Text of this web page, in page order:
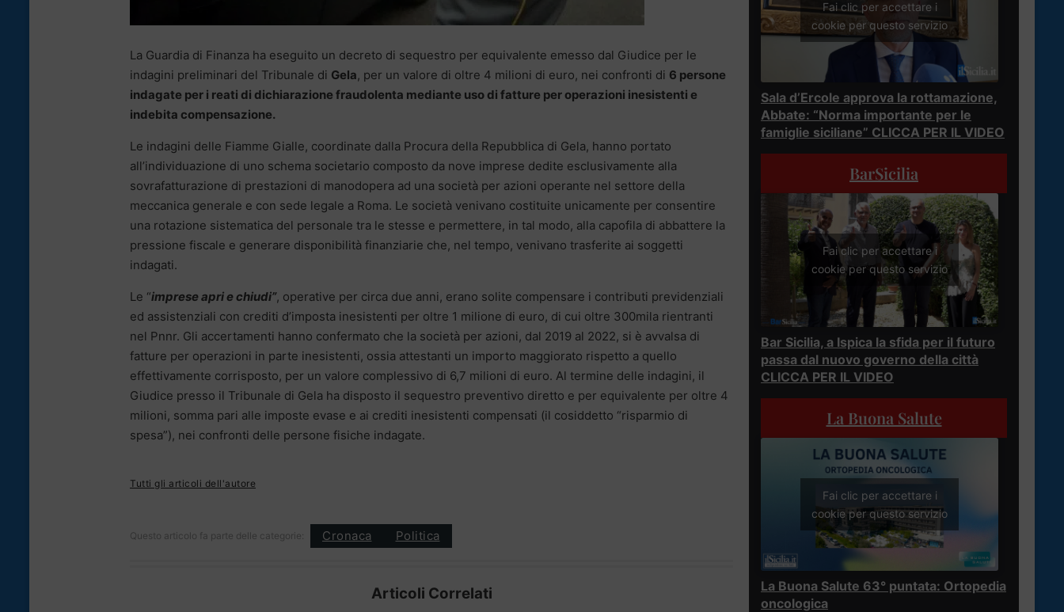
La Guardia di Finanza ha eseguito un decreto di sequestro per equivalente emesso dal Giudice per le
indagini preliminari del Tribunale di Gela, per un valore di oltre 4 milioni di euro, nei confronti di 6 persone
indagate per i reati di dichiarazione fraudolenta mediante uso di fatture per operazioni inesistenti e
indebita compensazione.
Le indagini delle Fiamme Gialle, coordinate dalla Procura della Repubblica di Gela, hanno portato
all’individuazione di uno schema societario composto da nove imprese dedite esclusivamente alla
sovrafatturazione di prestazioni di manodopera ad una società per azioni operante nel settore della
meccanica generale e con sede legale a Roma. Le società venivano costituite unicamente per consentire
una rotazione sistematica del personale tra le stesse e permettere, in tal modo, alla capofila di abbattere la
pressione fiscale e generare disponibilità finanziarie che, nel tempo, venivano trasferite ai soggetti
indagati.
Le “imprese apri e chiudi”, operative per circa due anni, erano solite compensare i contributi previdenziali
ed assistenziali con crediti d’imposta inesistenti per oltre 1 milione di euro, di cui oltre 300mila rientranti
nel Pnnr. Gli accertamenti hanno confermato che la società per azioni, dal 2019 al 2022, si è avvalsa di
fatture per operazioni in parte inesistenti, ossia attestanti un importo maggiorato rispetto a quello
effettivamente corrisposto, per un valore complessivo di 6,7 milioni di euro. Al termine delle indagini, il
Giudice presso il Tribunale di Gela ha disposto il sequestro preventivo diretto e per equivalente per oltre 4
milioni, somma pari alle imposte evase e ai crediti inesistenti compensati (il cosiddetto “risparmio di
spesa”), nei confronti delle persone fisiche indagate.
Tutti gli articoli dell'autore
Questo articolo fa parte delle categorie: Cronaca Politica
Articoli Correlati
Fai clic per accettare i
cookie per questo servizio
Sala d’Ercole approva la rottamazione,
Abbate: “Norma importante per le
famiglie siciliane” CLICCA PER IL VIDEO
BarSicilia
Fai clic per accettare i
cookie per questo servizio
Bar Sicilia, a Ispica la sfida per il futuro
passa dal nuovo governo della città
CLICCA PER IL VIDEO
La Buona Salute
Fai clic per accettare i
cookie per questo servizio
La Buona Salute 63° puntata: Ortopedia
oncologica